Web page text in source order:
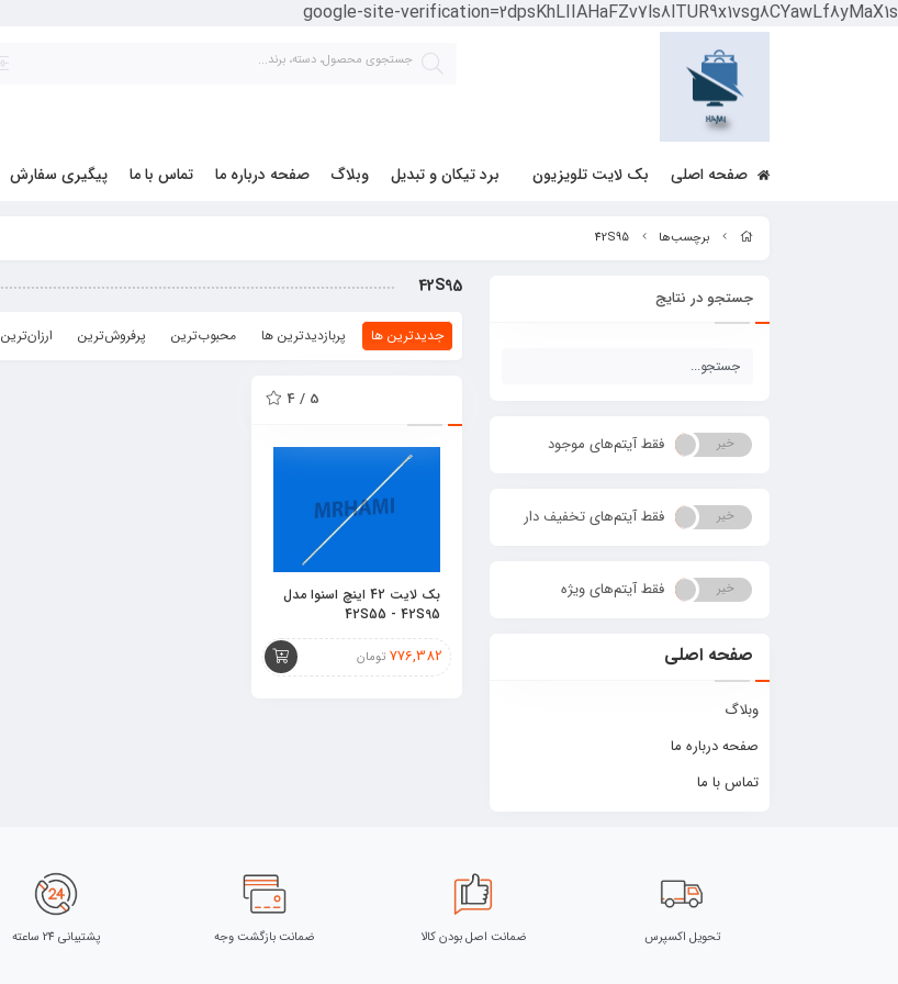
google-site-verification=2dpsKhLIIAHaFZv7ls8lTUR9x1vsg8CYawLf8yMaX1s
صفحه اصلی بک لایت تلویزیون برد تیکان و تبدیل وبلاگ صفحه درباره ما تماس با ما پیگیری سفارش
برچسب‌ها 42S95
جستجو در نتایج
بله خیر فقط آیتم‌های موجود
بله خیر فقط آیتم‌های تخفیف دار
بله خیر فقط آیتم‌های ویژه
صفحه اصلی
وبلاگ
صفحه درباره ما
تماس با ما
42S95
جدیدترین ها پربازدیدترین ها محبوب‌‌ترین پرفروش‌ترین ارزان‌ترین
5 / 4
بک لایت 42 اینچ اسنوا مدل
42S55 - 42S95
776,382 تومان
تحویل اکسپرس ضمانت اصل بودن کالا ضمانت بازگشت وجه پشتیبانی 24 ساعته